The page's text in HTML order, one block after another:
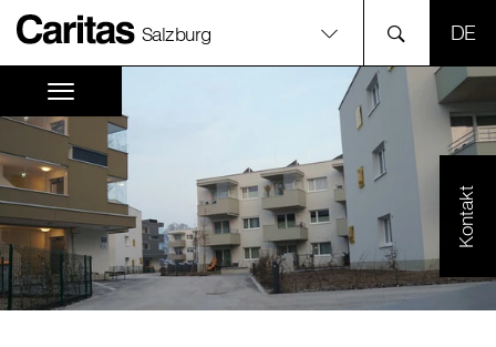
Salzburg
Kontakt